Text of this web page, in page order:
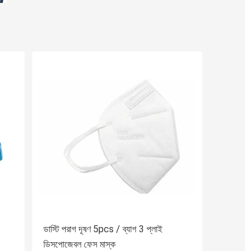
ডাস্টি পরাগ দূষণ 5pcs / ব্যাগ 3 প্লাই
ডিসপোজেবল ফেস মাস্ক